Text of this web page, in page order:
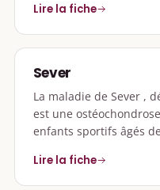
Lire la fiche
Sever
La maladie de Sever ,
est une
enfants sportifs âgés
Lire la fiche